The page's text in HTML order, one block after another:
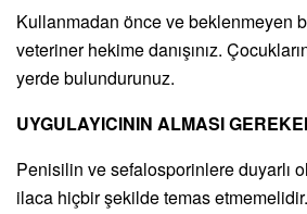
Kullanmadan önce ve beklenmeyen
veteriner hekime danışınız.
yerde bulundurunuz.
UYGULAYICININ ALMASI
Penisilin ve sefalosporinlere duyarlı
ilaca hiçbir şekilde temas